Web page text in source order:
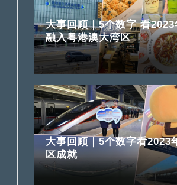
大事回顾｜5个数字 看
融入粤港澳大湾区
大事回顾｜5个数字看2023
区成就